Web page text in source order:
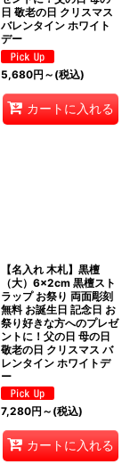
日 敬老の日 クリスマス
バレンタイン ホワイト
デー
5,680円 ～ (税込)
カートに入れる
【名入れ 木札】黒檀
（大）6×2cm 黒檀スト
ラップ お祭り 両面彫刻
無料 お誕生日 記念日 お
祭り好きな方へのプレゼ
ントに！父の日 母の日
敬老の日 クリスマス バ
レンタイン ホワイトデ
ー
7,280円 ～ (税込)
カートに入れる